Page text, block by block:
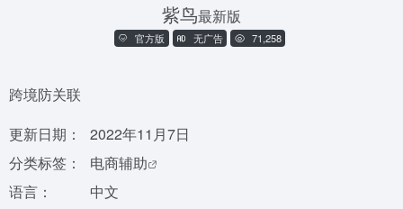
紫鸟最新版
官方版 无广告 71,258
跨境防关联
更新日期：
2022年11月7日
分类标签：
电商辅助
语言：
中文